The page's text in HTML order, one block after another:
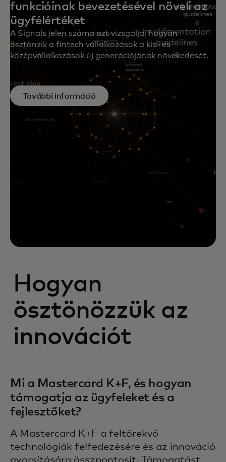
funkcióinak bevezetésével növeli az
ügyfélértéket
A Signals jelen száma azt vizsgálja, hogyan
ösztönzik a fintech vállalkozások a kis- és
középvállalkozások új generációjának növekedését.
További információ
Hogyan
ösztönözzük az
innovációt
Mi a Mastercard K+F, és hogyan
támogatja az ügyfeleket és a
fejlesztőket?
A Mastercard K+F a feltörekvő
technológiák felfedezésére és az innováció
gyorsítására összpontosít. Támogatást